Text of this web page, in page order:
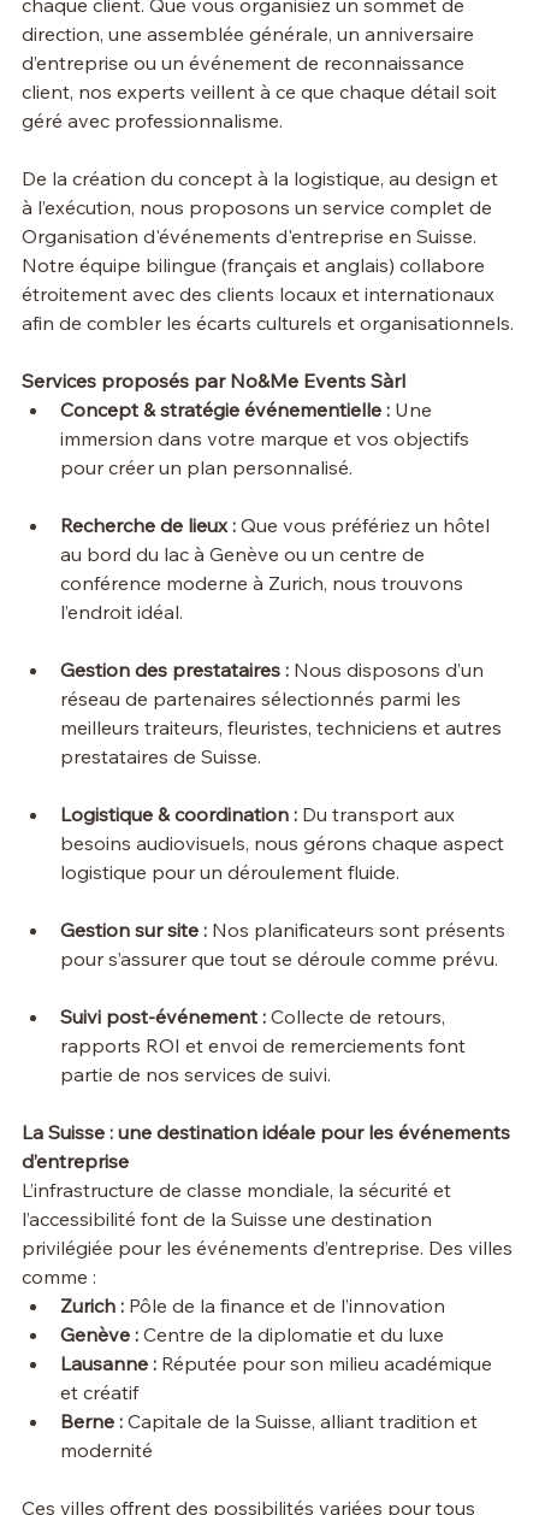
direction, une assemblée générale, un anniversaire
d’entreprise ou un événement de reconnaissance
client, nos experts veillent à ce que chaque détail soit
géré avec professionnalisme.
De la création du concept à la logistique, au design et
à l’exécution, nous proposons un service complet de
Organisation d'événements d'entreprise en Suisse.
Notre équipe bilingue (français et anglais) collabore
étroitement avec des clients locaux et internationaux
afin de combler les écarts culturels et organisationnels.
Services proposés par No&Me Events Sàrl
Concept & stratégie événementielle : Une
immersion dans votre marque et vos objectifs
pour créer un plan personnalisé.
Recherche de lieux : Que vous préfériez un hôtel
au bord du lac à Genève ou un centre de
conférence moderne à Zurich, nous trouvons
l’endroit idéal.
Gestion des prestataires : Nous disposons d’un
réseau de partenaires sélectionnés parmi les
meilleurs traiteurs, fleuristes, techniciens et autres
prestataires de Suisse.
Logistique & coordination : Du transport aux
besoins audiovisuels, nous gérons chaque aspect
logistique pour un déroulement fluide.
Gestion sur site : Nos planificateurs sont présents
pour s’assurer que tout se déroule comme prévu.
Suivi post-événement : Collecte de retours,
rapports ROI et envoi de remerciements font
partie de nos services de suivi.
La Suisse : une destination idéale pour les événements
d’entreprise
L’infrastructure de classe mondiale, la sécurité et
l’accessibilité font de la Suisse une destination
privilégiée pour les événements d’entreprise. Des villes
comme :
Zurich : Pôle de la finance et de l’innovation
Genève : Centre de la diplomatie et du luxe
Lausanne : Réputée pour son milieu académique
et créatif
Berne : Capitale de la Suisse, alliant tradition et
modernité
Ces villes offrent des possibilités variées pour tous